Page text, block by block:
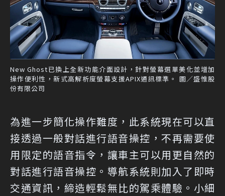
New Ghost已換上全新功能介面設計，針對螢幕選單美化並增加
操作便利性，新式高解析度螢幕支援APIX通訊標準。 圖／盛惟股
份有限公司
為進一步簡化操作難度，此系統現在可以直
接透過一般對話進行語音操控，不再需要使
用限定的語音指令，讓車主可以用更自然的
對話進行語音操控。導航系統則加入了即時
交通資訊，締造輕鬆無比的駕乘體驗。小細